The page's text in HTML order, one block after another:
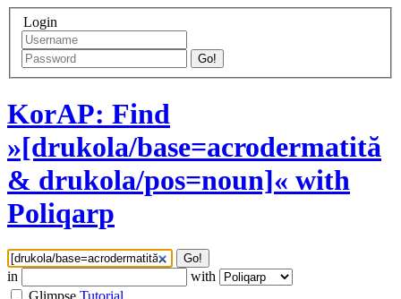
Login
Go!
KorAP: Find
»[drukola/base=acrodermatită
& drukola/pos=noun]« with
Poliqarp
Go!
in
with